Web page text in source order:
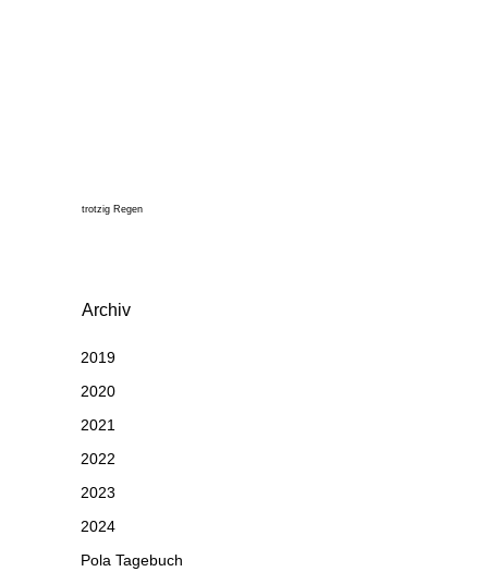
trotzig Regen
Archiv
2019
2020
2021
2022
2023
2024
Pola Tagebuch